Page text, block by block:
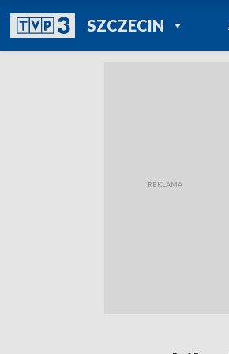
SZCZECINPOWRÓT DO
TVP REGIONY